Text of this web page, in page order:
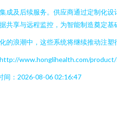
及后续服务。供应商通过定制化
享与远程监控，为智能制造奠定基
浪潮中，这些系统将继续推动注塑
www.honglihealth.com/
间：2026-08-06 02:16:47